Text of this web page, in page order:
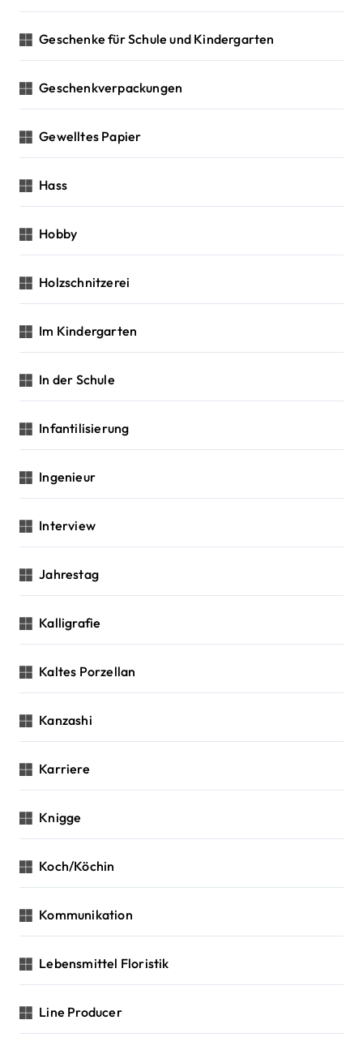
Geschenke für Schule und Kindergarten
Geschenkverpackungen
Gewelltes Papier
Hass
Hobby
Holzschnitzerei
Im Kindergarten
In der Schule
Infantilisierung
Ingenieur
Interview
Jahrestag
Kalligrafie
Kaltes Porzellan
Kanzashi
Karriere
Knigge
Koch/Köchin
Kommunikation
Lebensmittel Floristik
Line Producer